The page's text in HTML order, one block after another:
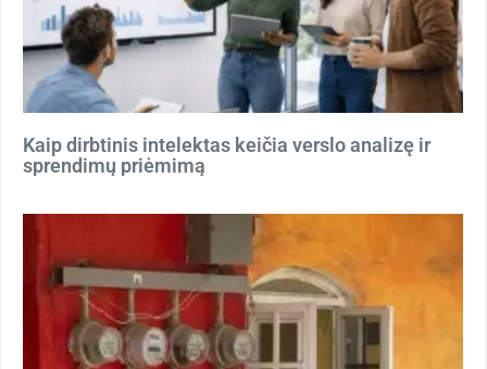
Kaip dirbtinis intelektas keičia verslo analizę ir
sprendimų priėmimą